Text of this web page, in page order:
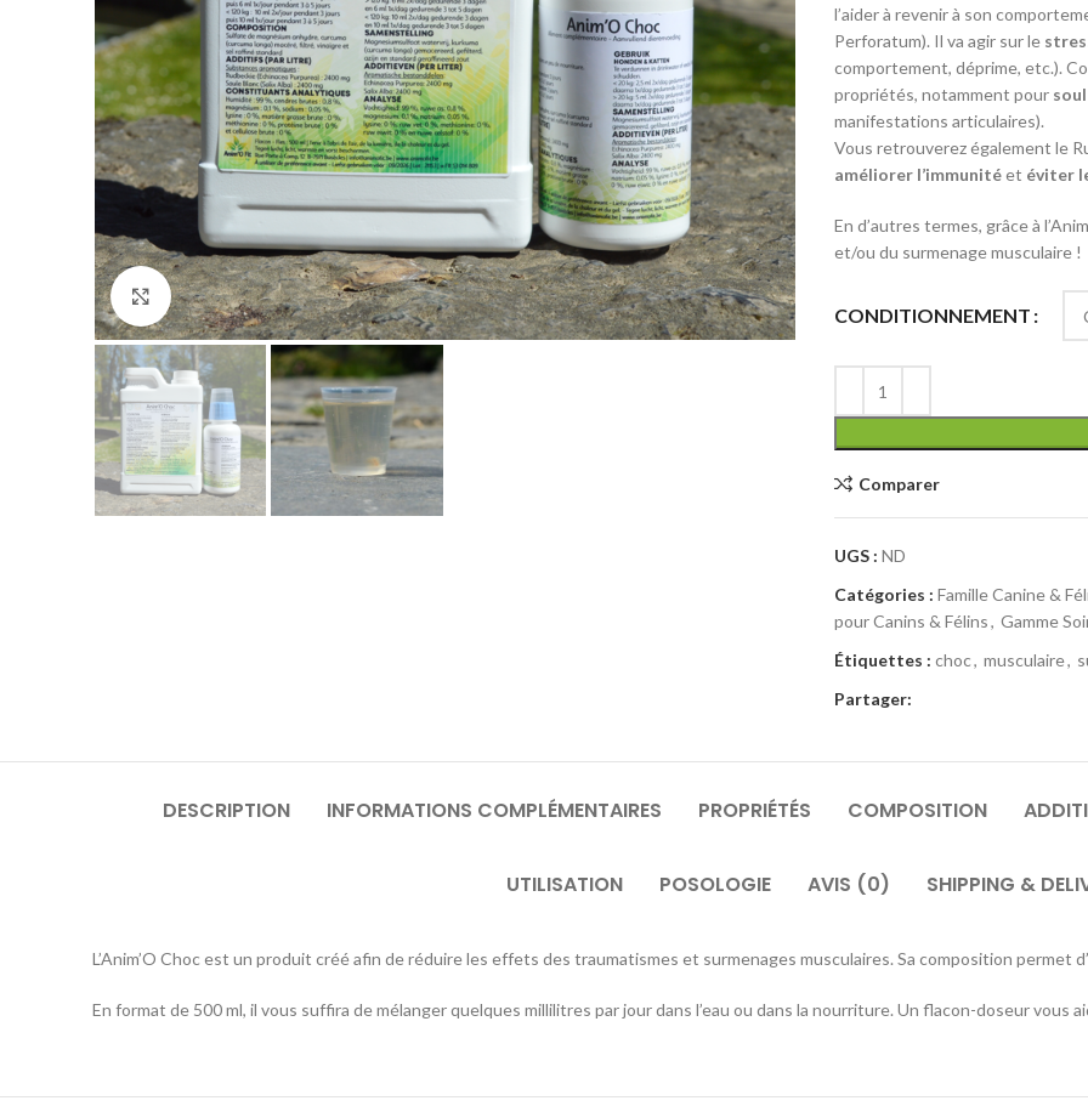
Agrandir
l’aider à revenir à son
Perforatum). Il va agir sur le
comportement, déprime, etc.).
propriétés, notamment pour
manifestations articulaires).
Vous retrouverez également le
améliorer l’immunitéet éviter
En d’autres termes, grâce à
et/ou du surmenage musculaire !
CONDITIONNEMENT
Comparer
UGS : ND
Catégories : Famille Canine &
pour Canins & Félins, Gamme
Étiquettes : choc, musculaire,
Partager:
DESCRIPTION INFORMATIONS COMPLÉMENTAIRES PROPRIÉTÉS COMPOSITION
UTILISATION POSOLOGIE AVIS (0) SHIPPING &
L’Anim’O Choc est un produit créé afin de réduire les effets des traumatismes et surmenages musculaires. Sa composition permet
En format de 500 ml, il vous suffira de mélanger quelques millilitres par jour dans l’eau ou dans la nourriture. Un flacon-doseur